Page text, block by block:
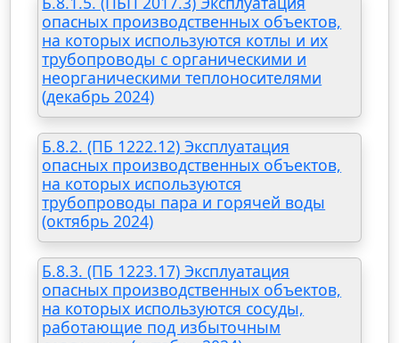
опасных производственных объектов,
на которых используются котлы и их
трубопроводы с органическими и
неорганическими теплоносителями
(декабрь 2024)
Б.8.2. (ПБ 1222.12) Эксплуатация
опасных производственных объектов,
на которых используются
трубопроводы пара и горячей воды
(октябрь 2024)
Б.8.3. (ПБ 1223.17) Эксплуатация
опасных производственных объектов,
на которых используются сосуды,
работающие под избыточным